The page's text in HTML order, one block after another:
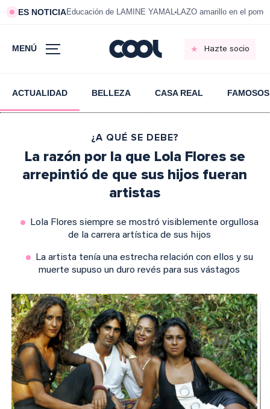
ES NOTICIAEducación de LAMINE YAMAL LAZO amarillo en el
MENÚ Hazte socio
ACTUALIDAD BELLEZA CASA REAL FAMOSOS
¿A QUÉ SE DEBE?
La razón por la que Lola Flores se
arrepintió de que sus hijos fueran
artistas
Lola Flores siempre se mostró visiblemente orgullosa
de la carrera artística de sus hijos
La artista tenía una estrecha relación con ellos y su
muerte supuso un duro revés para sus vástagos